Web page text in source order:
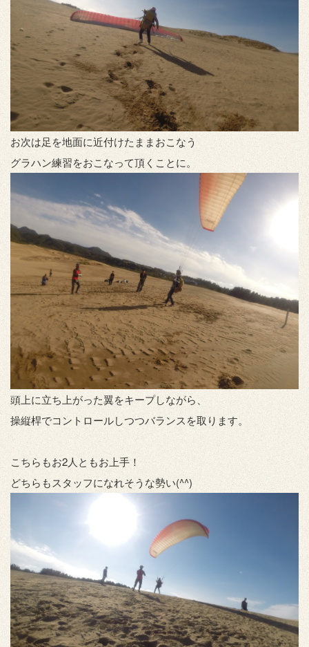
お次は足を地面に近付けたままおこなう
グラハン練習をおこなって頂くことに。
頭上に立ち上がった翼をキープしながら、
操縦桿でコントロールしつつバランスを取ります。
こちらもお2人ともお上手！
どちらもスタッフになれそうな勢い(^^)